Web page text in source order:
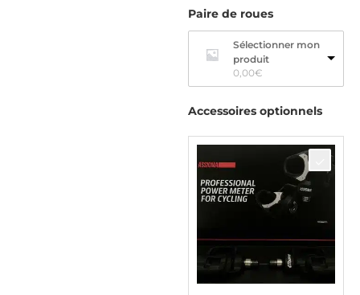
Paire de roues
Sélectionner mon
produit
0,00€
Accessoires optionnels